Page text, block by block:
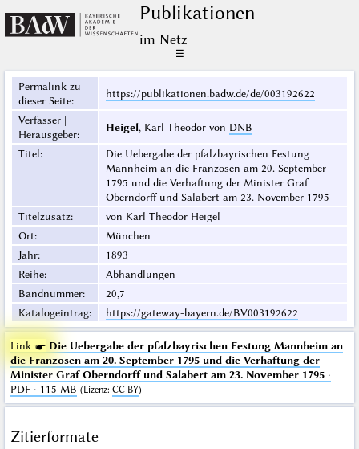
Publikationen
im Netz
☰
Permalink zu
dieser Seite:
https://publikationen.badw.de/de/003192622
Verfasser |
Herausgeber:
Heigel, Karl Theodor von DNB
Titel:
Die Uebergabe der pfalzbayrischen Festung
Mannheim an die Franzosen am 20. September
1795 und die Verhaftung der Minister Graf
Oberndorff und Salabert am 23. November 1795
Titelzusatz:
von Karl Theodor Heigel
Ort:
München
Jahr:
1893
Reihe:
Abhandlungen
Bandnummer:
20,7
Katalogeintrag: https://gateway-bayern.de/BV003192622
Link ☛ Die Uebergabe der pfalzbayrischen Festung Mannheim an
die Franzosen am 20. September 1795 und die Verhaftung der
Minister Graf Oberndorff und Salabert am 23. November 1795·
PDF · 115 MB (Lizenz: CC BY)
Zitierformate